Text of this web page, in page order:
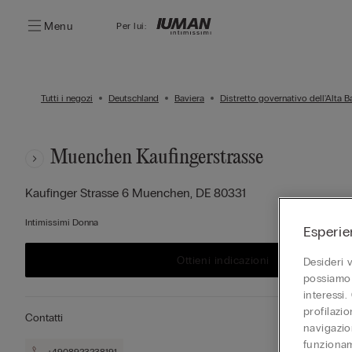
Menu Per lui:
Tutti i negozi Deutschland Baviera Distretto governativo dell'Alta
Muenchen Kaufingerstrasse
Kaufinger Strasse 6 Muenchen, DE 80331
Intimissimi Donna
Ottieni indicazioni
Contatti
Desideri
interessi.